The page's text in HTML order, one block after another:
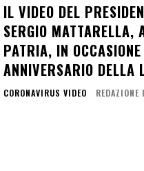
IL VIDEO DEL
SERGIO MATTARELLA,
PATRIA, IN
ANNIVERSARIO DELLA
CORONAVIRUS VIDEO REDAZIONE